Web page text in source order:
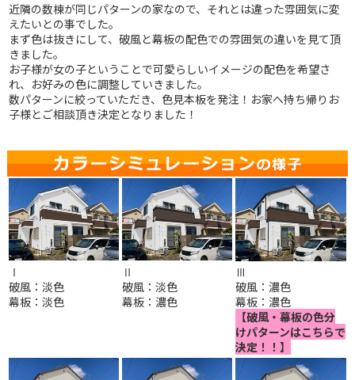
近隣の数棟が同じパターンの家なので、それとは違った雰囲気に変
えたいとの事でした。
まず色は抜きにして、破風と幕板の配色での雰囲気の違いを見て頂
きました。
お子様が女の子ということで可愛らしいイメージの配色を希望さ
れ、 お好みの色に調整していきました。
数パターンに絞っていただき、色見本板を発注！お家へ持ち帰りお
子様とご相談頂き決定となりました！
Ⅰ
破風 ：淡色
幕板：淡色
Ⅱ
破風：淡色
幕板：濃色
Ⅲ
破風 ：濃色
幕板：濃色
【破風・幕板の色分
けパターンはこちらで
決定！！】